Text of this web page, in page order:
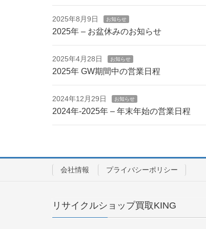
2025年8月9日 お知らせ
2025年 – お盆休みのお知らせ
2025年4月28日 お知らせ
2025年 GW期間中の営業日程
2024年12月29日 お知らせ
2024年-2025年 – 年末年始の営業日程
会社情報 プライバシーポリシー
リサイクルショップ買取KING